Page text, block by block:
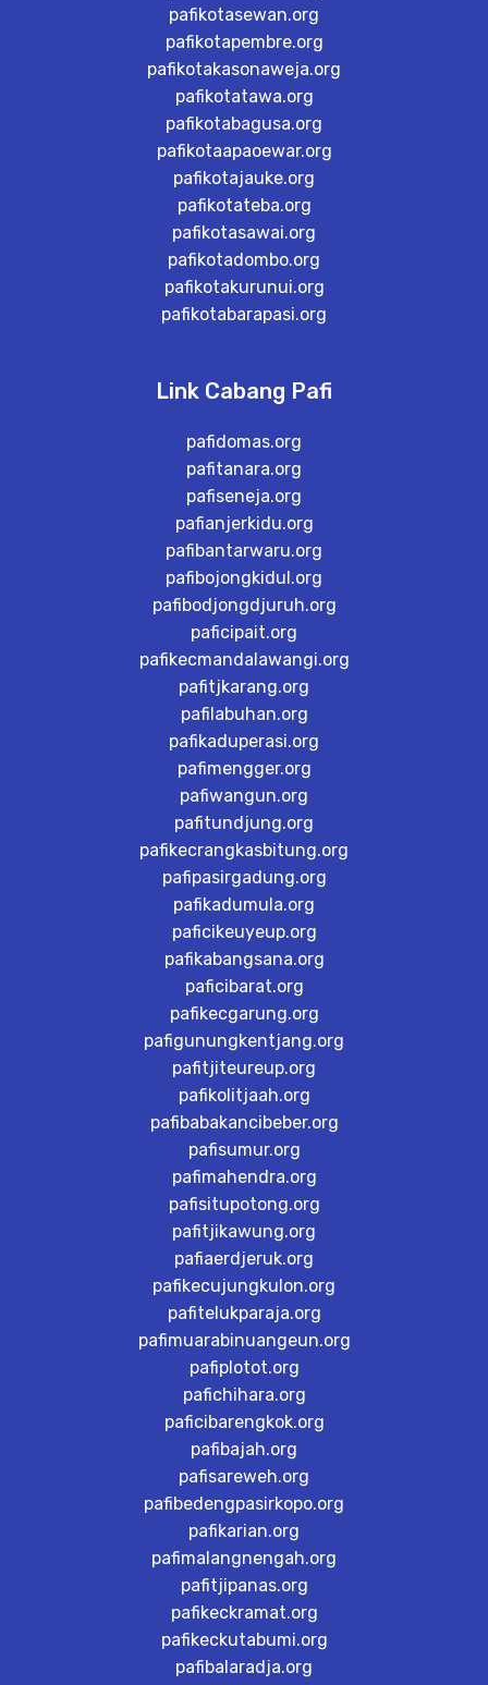
pafikotasewan.org
pafikotapembre.org
pafikotakasonaweja.org
pafikotatawa.org
pafikotabagusa.org
pafikotaapaoewar.org
pafikotajauke.org
pafikotateba.org
pafikotasawai.org
pafikotadombo.org
pafikotakurunui.org
pafikotabarapasi.org
Link Cabang Pafi
pafidomas.org
pafitanara.org
pafiseneja.org
pafianjerkidu.org
pafibantarwaru.org
pafibojongkidul.org
pafibodjongdjuruh.org
paficipait.org
pafikecmandalawangi.org
pafitjkarang.org
pafilabuhan.org
pafikaduperasi.org
pafimengger.org
pafiwangun.org
pafitundjung.org
pafikecrangkasbitung.org
pafipasirgadung.org
pafikadumula.org
paficikeuyeup.org
pafikabangsana.org
paficibarat.org
pafikecgarung.org
pafigunungkentjang.org
pafitjiteureup.org
pafikolitjaah.org
pafibabakancibeber.org
pafisumur.org
pafimahendra.org
pafisitupotong.org
pafitjikawung.org
pafiaerdjeruk.org
pafikecujungkulon.org
pafitelukparaja.org
pafimuarabinuangeun.org
pafiplotot.org
pafichihara.org
paficibarengkok.org
pafibajah.org
pafisareweh.org
pafibedengpasirkopo.org
pafikarian.org
pafimalangnengah.org
pafitjipanas.org
pafikeckramat.org
pafikeckutabumi.org
pafibalaradja.org